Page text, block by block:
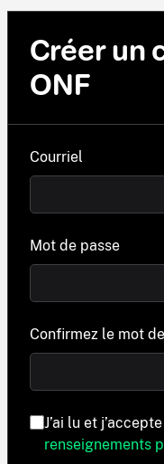
Créer un
ONF
Courriel
Mot de passe
Confirmez le mot
J’ai lu et
renseignements